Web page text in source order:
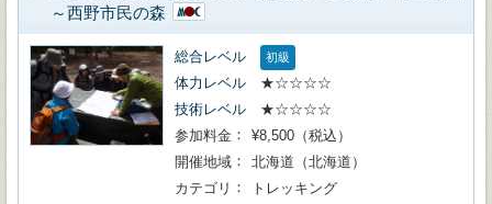
～西野市民の森
総合レベル 初級
体力レベル
★☆☆☆☆
技術レベル
★☆☆☆☆
参加料金
¥8,500（税込）
開催地域
北海道（北海道）
カテゴリ
トレッキング